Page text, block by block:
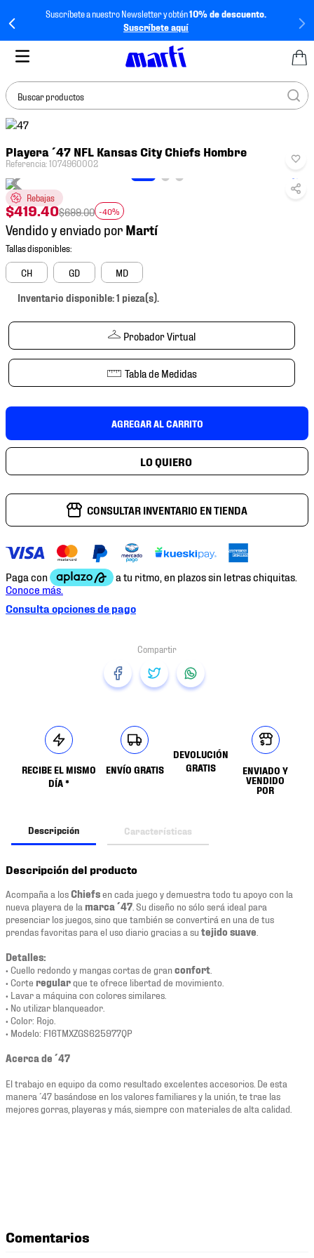
Suscríbete a nuestro Newsletter y obtén10% de descuento.
Suscríbete aquí
Buscar productos
Playera ´47 NFL Kansas City Chiefs Hombre
Referencia:1074960002
Rebajas
$419.40$699.00 -40%
Vendido y enviado por
CH GD MD
Inventario disponible: 1 pieza(s).
Probador Virtual
Tabla de Medidas
AGREGAR AL CARRITO
CONSULTAR INVENTARIO EN TIENDA
Consulta opciones de pago
RECIBE EL MISMO
DÍA *
ENVÍO GRATIS
DEVOLUCIÓN
GRATIS
ENVIADO Y
VENDIDO
POR
Descripción Características
Descripción del producto
Acompaña a losChiefsen cada juego y demuestra todo tu apoyo con la
nueva playera de la marca ´47 . Su diseño no sólo será ideal para
presenciar los juegos, sino que también se convertirá en una de tus
prendas favoritas para el uso diario gracias a su tejido suave
Detalles:
• Cuello redondo y mangas cortas de granconfort
• Corte regularque te ofrece libertad de movimiento.
• Lavar a máquina con colores similares.
• No utilizar blanqueador.
• Color: Rojo.
• Modelo: F16TMXZGS625977QP
Acerca de ´47
El trabajo en equipo da como resultado excelentes accesorios. De esta
manera ´47 basándose en los valores familiares y la unión, te trae las
mejores gorras, playeras y más, siempre con materiales de alta calidad.
Comentarios
BUSCADOS
2.
tenis hombre
tenis
4.
tenis futbol
.
6.
mochila
7.
mochilas
8.
chivas